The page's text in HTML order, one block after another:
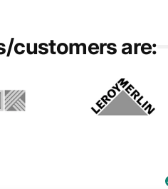
customers are: